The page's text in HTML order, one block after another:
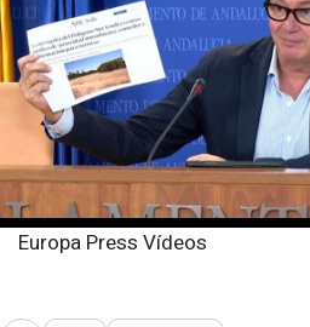
Europa Press Vídeos